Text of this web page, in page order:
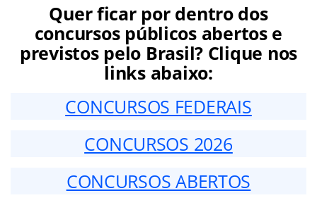
Quer ficar por dentro dos
concursos públicos abertos e
previstos pelo Brasil? Clique nos
links abaixo:
CONCURSOS FEDERAIS
CONCURSOS 2026
CONCURSOS ABERTOS